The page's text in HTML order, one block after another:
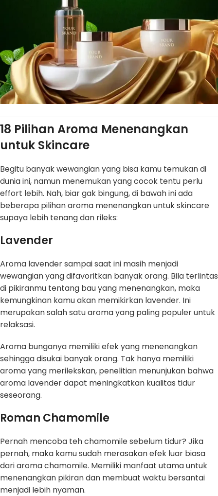
18 Pilihan Aroma Menenangkan
untuk Skincare
Begitu banyak wewangian yang bisa kamu temukan di
dunia ini, namun menemukan yang cocok tentu perlu
effort lebih. Nah, biar gak bingung, di bawah ini ada
beberapa pilihan aroma menenangkan untuk skincare
supaya lebih tenang dan rileks:
Lavender
Aroma lavender sampai saat ini masih menjadi
wewangian yang difavoritkan banyak orang. Bila terlintas
di pikiranmu tentang bau yang menenangkan, maka
kemungkinan kamu akan memikirkan lavender. Ini
merupakan salah satu aroma yang paling populer untuk
relaksasi.
Aroma bunganya memiliki efek yang menenangkan
sehingga disukai banyak orang. Tak hanya memiliki
aroma yang merilekskan, penelitian menunjukan bahwa
aroma lavender dapat meningkatkan kualitas tidur
seseorang.
Roman Chamomile
Pernah mencoba teh chamomile sebelum tidur? Jika
pernah, maka kamu sudah merasakan efek luar biasa
dari aroma chamomile. Memiliki manfaat utama untuk
menenangkan pikiran dan membuat waktu bersantai
menjadi lebih nyaman.